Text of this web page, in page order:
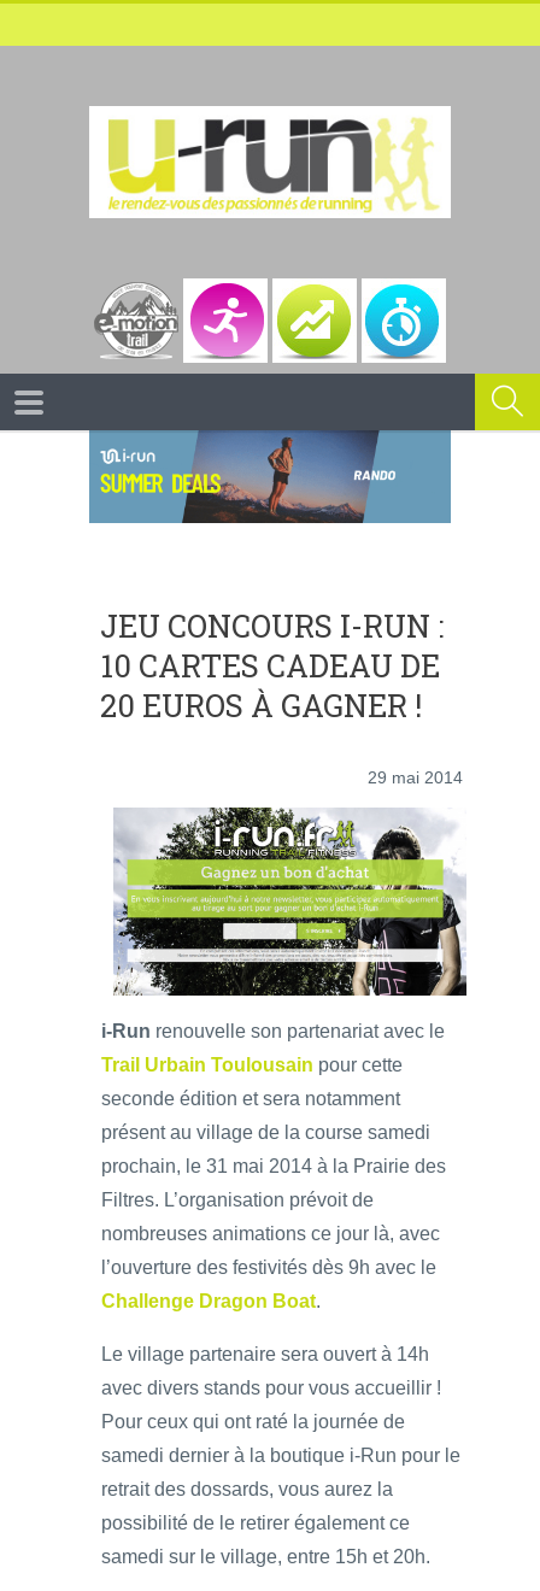
JEU CONCOURS I-RUN :
10 CARTES CADEAU DE
20 EUROS À GAGNER !
29 mai 2014
i-Run renouvelle son partenariat avec le
Trail Urbain Toulousain pour cette
seconde édition et sera notamment
présent au village de la course samedi
prochain, le 31 mai 2014 à la Prairie des
Filtres. L’organisation prévoit de
nombreuses animations ce jour là, avec
l’ouverture des festivités dès 9h avec le
Challenge Dragon Boat.
Le village partenaire sera ouvert à 14h
avec divers stands pour vous accueillir !
Pour ceux qui ont raté la journée de
samedi dernier à la boutique i-Run pour le
retrait des dossards, vous aurez la
possibilité de le retirer également ce
samedi sur le village, entre 15h et 20h.